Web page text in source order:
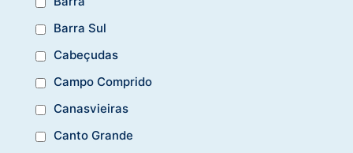
Barra Sul
Cabeçudas
Campo Comprido
Canasvieiras
Canto Grande